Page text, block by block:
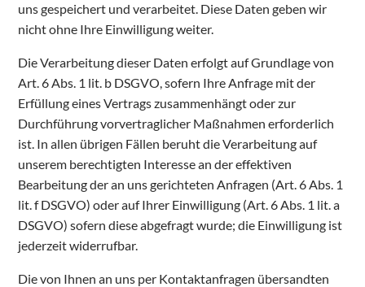
uns gespeichert und verarbeitet. Diese Daten geben wir
nicht ohne Ihre Einwilligung weiter.
Die Verarbeitung dieser Daten erfolgt auf Grundlage von
Art. 6 Abs. 1 lit. b DSGVO, sofern Ihre Anfrage mit der
Erfüllung eines Vertrags zusammenhängt oder zur
Durchführung vorvertraglicher Maßnahmen erforderlich
ist. In allen übrigen Fällen beruht die Verarbeitung auf
unserem berechtigten Interesse an der effektiven
Bearbeitung der an uns gerichteten Anfragen (Art. 6 Abs. 1
lit. f DSGVO) oder auf Ihrer Einwilligung (Art. 6 Abs. 1 lit. a
DSGVO) sofern diese abgefragt wurde; die Einwilligung ist
jederzeit widerrufbar.
Die von Ihnen an uns per Kontaktanfragen übersandten